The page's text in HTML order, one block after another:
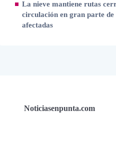
La nieve mantiene rutas
circulación en gran parte de
afectadas
Noticiasenpunta.com